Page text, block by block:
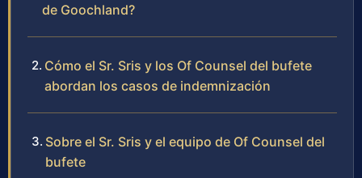
de Goochland?
Cómo el Sr. Sris y los Of Counsel del bufete
abordan los casos de indemnización
Sobre el Sr. Sris y el equipo de Of Counsel del
bufete